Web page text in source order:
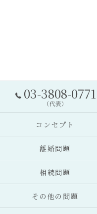
03-3808-0771
（代表）
コンセプト
離婚問題
相続問題
その他の問題